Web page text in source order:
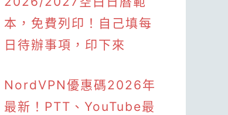
本，免費列印！自己填每
日待辦事項，印下來
NordVPN優惠碼2026年
最新！PTT、YouTube最